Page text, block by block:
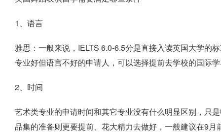
1、语言
雅思：一般来说，IELTS 6.0-6.5分是直接入读英国大学的
专业好但语言不好的申请人，可以选择提前去学校的国际
2、时间
艺术类专业的申请时间和其它专业没有什么明显区别，只
品集的准备则更要提前、花大精力去做好，一般建议在9